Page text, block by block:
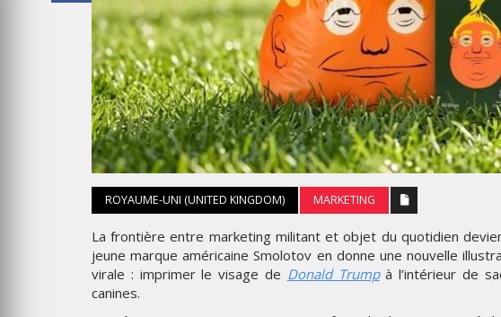
ROYAUME-UNI (UNITED KINGDOM) MARKETING
La frontière entre marketing militant et objet du quotidien
jeune marque américaine Smolotov en donne une nouvelle
virale : imprimer le visage de Donald Trumpà l’intérieur de
canines.
L’IDENTITÉ
UNE LIVRÉE
MARKETING
NIKE STUDIO FLEECE : UNE
NOUVELLE GÉNÉRATION DE
VÊTEMENTS DE SPORT PENSÉE